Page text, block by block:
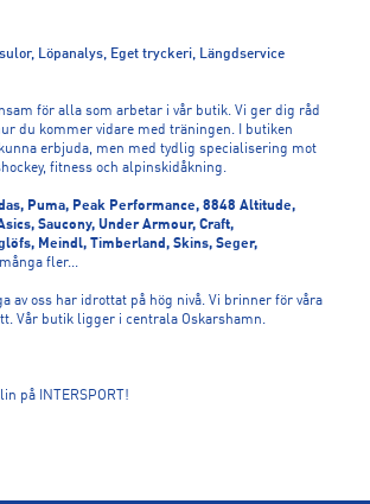
Löpanalys, Eget tryckeri, Längdservice
för alla som arbetar i vår butik. Vi ger dig råd
du kommer vidare med träningen. I butiken
erbjuda, men med tydlig specialisering mot
fitness och alpinskidåkning.
Puma, Peak Performance, 8848 Altitude,
Saucony, Under Armour, Craft,
Meindl, Timberland, Skins, Seger,
fler...
av oss har idrottat på hög nivå. Vi brinner för våra
Vår butik ligger i centrala Oskarshamn.
på INTERSPORT!